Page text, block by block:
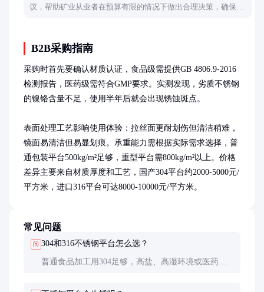
议，帮助矿业从业者在预算有限的情况下做出合理决策，确保设
B2B采购指南
采购时首先要确认材质认证，食品级需提供GB 4806.9-2016
检测报告，医药级需符合GMP要求。实测发现，劣质不锈钢
的镍铬含量不足，使用半年后就会出现锈蚀斑点。
表面处理工艺影响使用体验：拉丝面更耐划伤但清洁稍难，
镜面易清洁但易显划痕。承重能力需根据实际需求选择，普
通包装平台500kg/m²足够，重型平台需800kg/m²以上。价格
差异主要来自材质厚度和工艺，国产304平台约2000-5000元/
平方米，进口316平台可达8000-10000元/平方米。
常见问题
问 304和316不锈钢平台怎么选？
普通食品加工用304足够，高盐、高湿环境或医药行